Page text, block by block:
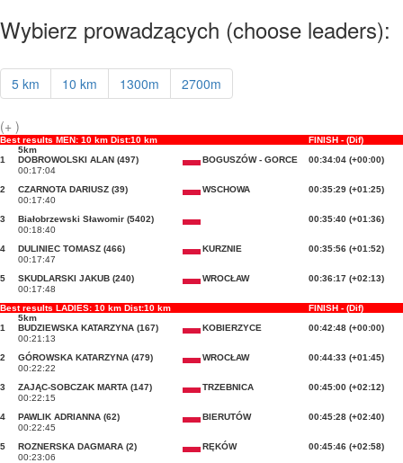
Wybierz prowadzących (choose leaders):
5 km 10 km 1300m 2700m
(+ )
Best results MEN: 10 km Dist:10 km
FINISH - (Dif)
5km
1
DOBROWOLSKI ALAN (497) BOGUSZÓW - GORCE
00:34:04 (+00:00)
00:17:04
2
CZARNOTA DARIUSZ (39) WSCHOWA
00:35:29 (+01:25)
00:17:40
3
Białobrzewski Sławomir (5402)
00:35:40 (+01:36)
00:18:40
4
DULINIEC TOMASZ (466) KURZNIE
00:35:56 (+01:52)
00:17:47
5
SKUDLARSKI JAKUB (240) WROCŁAW
00:36:17 (+02:13)
00:17:48
Best results LADIES: 10 km Dist:10 km
FINISH - (Dif)
5km
1
BUDZIEWSKA KATARZYNA (167) KOBIERZYCE
00:42:48 (+00:00)
00:21:13
2
GÓROWSKA KATARZYNA (479) WROCŁAW
00:44:33 (+01:45)
00:22:22
3
ZAJĄC-SOBCZAK MARTA (147) TRZEBNICA
00:45:00 (+02:12)
00:22:15
4
PAWLIK ADRIANNA (62) BIERUTÓW
00:45:28 (+02:40)
00:22:45
5
ROZNERSKA DAGMARA (2) RĘKÓW
00:45:46 (+02:58)
00:23:06